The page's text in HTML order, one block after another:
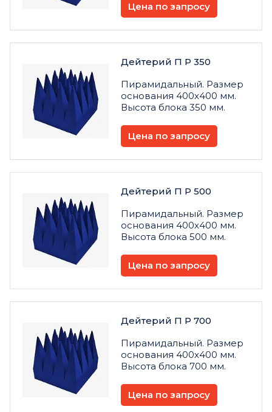
Цена по запросу
Дейтерий П Р 350
Пирамидальный. Размер
основания 400х400 мм.
Высота блока 350 мм.
Цена по запросу
Дейтерий П Р 500
Пирамидальный. Размер
основания 400х400 мм.
Высота блока 500 мм.
Цена по запросу
Дейтерий П Р 700
Пирамидальный. Размер
основания 400х400 мм.
Высота блока 700 мм.
Цена по запросу